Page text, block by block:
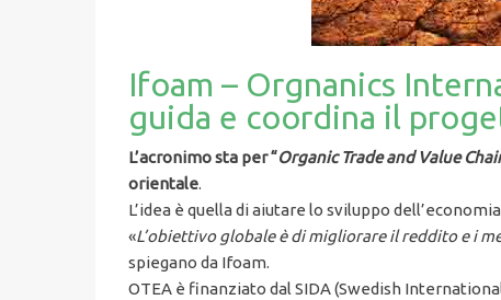
Ifoam – Orgnanics
guida e coordina il
L’acronimo sta per “Organic Trade and Value
orientale.
L’idea è quella di aiutare lo sviluppo
«L’obiettivo globale è di migliorare il reddito e i
spiegano da Ifoam.
OTEA è finanziato dal SIDA (Swedish